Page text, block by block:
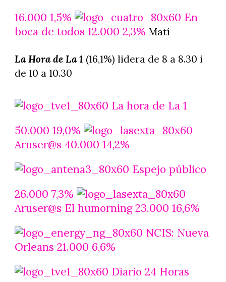
16.000 1,5%
En
boca de todos 12.000 2,3% Matí
La Hora de La 1 (16,1%) lidera de 8 a 8.30 i
de 10 a 10.30
La hora de La 1
50.000 19,0%
Aruser@s 40.000 14,2%
Espejo público
26.000 7,3%
Aruser@s El humorning 23.000 16,6%
NCIS: Nueva
Orleans 21.000 6,6%
Diario 24 Horas